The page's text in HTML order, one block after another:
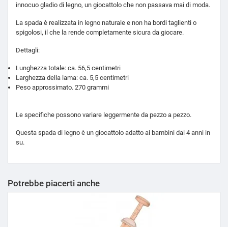
innocuo gladio di legno, un giocattolo che non passava mai di moda.
La spada è realizzata in legno naturale e non ha bordi taglienti o
spigolosi, il che la rende completamente sicura da giocare.
Dettagli:
Lunghezza totale: ca. 56,5 centimetri
Larghezza della lama: ca. 5,5 centimetri
Peso approssimato. 270 grammi
Le specifiche possono variare leggermente da pezzo a pezzo.
Questa spada di legno è un giocattolo adatto ai bambini dai 4 anni in
su.
Potrebbe piacerti anche